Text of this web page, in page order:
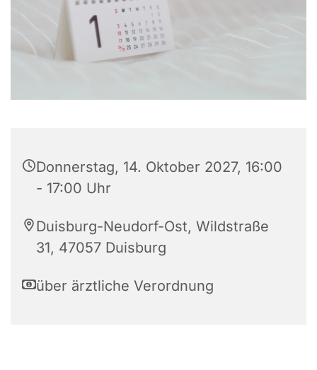
Donnerstag, 14. Oktober 2027, 16:00
- 17:00 Uhr
Duisburg-Neudorf-Ost, Wildstraße
31, 47057 Duisburg
über ärztliche Verordnung